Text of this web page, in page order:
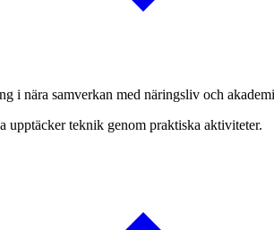
i nära samverkan med näringsliv och
upptäcker teknik genom praktiska aktiviteter.